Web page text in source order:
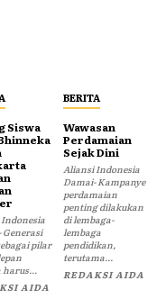
Siswa
Generasi
pilar
harus...
AIDA
BERITA
Wawasan
Perdamaian
Sejak Dini
Aliansi Indonesia
Damai- Kampanye
perdamaian
penting dilakukan
di lembaga-
lembaga
pendidikan,
terutama...
REDAKSI AIDA